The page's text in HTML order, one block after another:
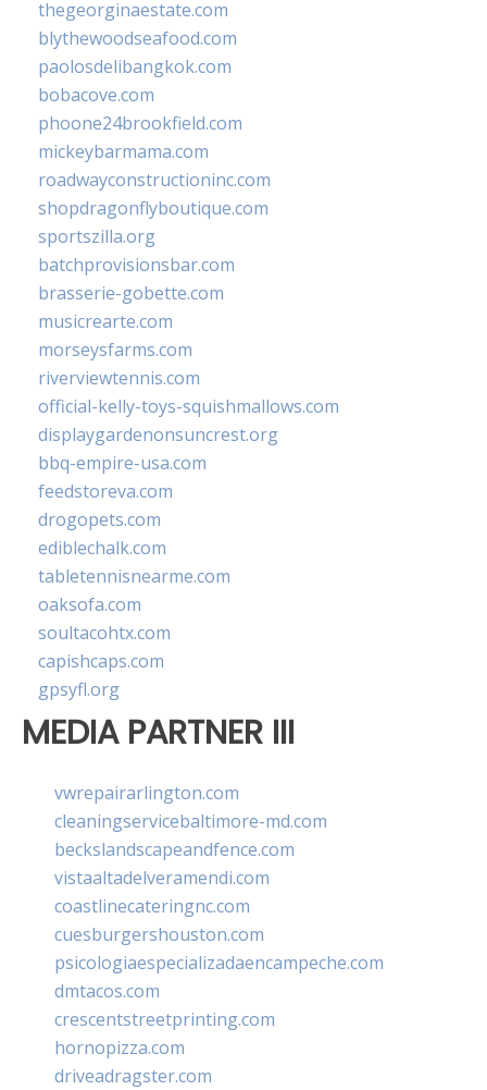
thegeorginaestate.com
blythewoodseafood.com
paolosdelibangkok.com
bobacove.com
phoone24brookfield.com
mickeybarmama.com
roadwayconstructioninc.com
shopdragonflyboutique.com
sportszilla.org
batchprovisionsbar.com
brasserie-gobette.com
musicrearte.com
morseysfarms.com
riverviewtennis.com
official-kelly-toys-squishmallows.com
displaygardenonsuncrest.org
bbq-empire-usa.com
feedstoreva.com
drogopets.com
ediblechalk.com
tabletennisnearme.com
oaksofa.com
soultacohtx.com
capishcaps.com
gpsyfl.org
MEDIA PARTNER III
vwrepairarlington.com
cleaningservicebaltimore-md.com
beckslandscapeandfence.com
vistaaltadelveramendi.com
coastlinecateringnc.com
cuesburgershouston.com
psicologiaespecializadaencampeche.com
dmtacos.com
crescentstreetprinting.com
hornopizza.com
driveadragster.com